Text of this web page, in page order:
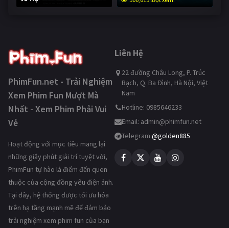
250,300 lượt xem
PhimFun.net - Trải Nghiệm
Xem Phim Fun Mượt Mà
Nhất - Xem Phim Phải Vui
Vẻ
Hoạt động với mục tiêu mang lại
những giây phút giải trí tuyệt vời,
PhimFun tự hào là điểm đến quen
thuộc của cộng đồng yêu điện ảnh.
Tại đây, hệ thống được tối ưu hóa
trên hạ tầng mạnh mẽ để đảm bảo
trải nghiệm xem phim fun của bạn
Liên Hệ
22 đường Châu Long, P. Trúc
Bạch, Q. Ba Đình, Hà Nội, Việt
Nam
Hotline: 0985646233
Email: admin@phimfun.net
Telegram:@golden885